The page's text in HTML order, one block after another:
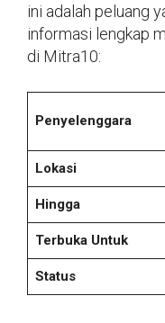
ini adalah peluang
informasi lengkap
di Mitra10:
Penyelenggara
Lokasi
Hingga
Terbuka Untuk
Status